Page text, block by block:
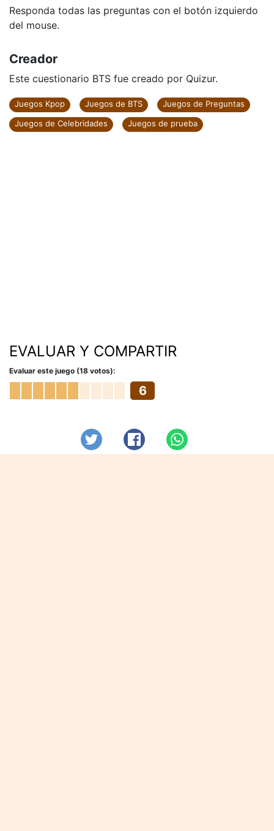
Responda todas las preguntas con el botón izquierdo
del mouse.
Creador
Este cuestionario BTS fue creado por Quizur.
Juegos Kpop Juegos de BTS
Juegos de Preguntas
Juegos de Celebridades
Juegos de prueba
EVALUAR Y COMPARTIR
Evaluar este juego (18 votos):
6